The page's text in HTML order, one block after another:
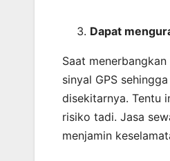
Dapat
Saat
sinyal GPS
disekitarnya. Tentu
risiko tadi. Jasa
menjamin